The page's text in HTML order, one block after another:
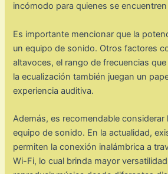
incómodo para quienes se
Es importante mencionar que la
un equipo de sonido. Otros factores
altavoces, el rango de frecuencias
la ecualización también juegan un
experiencia auditiva.
Además, es recomendable
equipo de sonido. En la actualidad,
permiten la conexión inalámbrica a
Wi-Fi, lo cual brinda mayor